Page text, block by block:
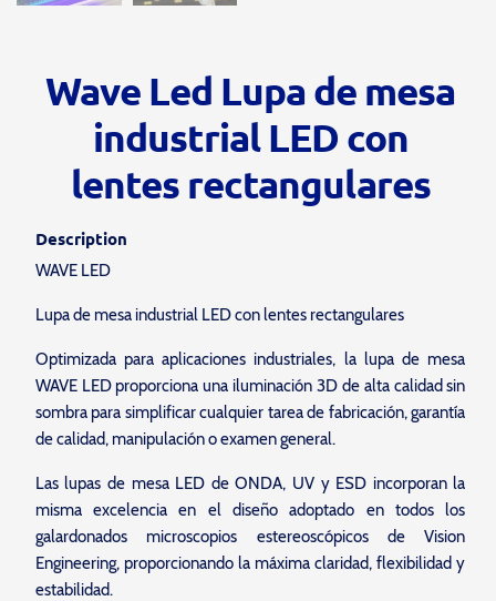
Wave Led Lupa de mesa
industrial LED con
lentes rectangulares
Description
WAVE LED
Lupa de mesa industrial LED con lentes rectangulares
Optimizada para aplicaciones industriales, la lupa de mesa
WAVE LED proporciona una iluminación 3D de alta calidad sin
sombra para simplificar cualquier tarea de fabricación, garantía
de calidad, manipulación o examen general.
Las lupas de mesa LED de ONDA, UV y ESD incorporan la
misma excelencia en el diseño adoptado en todos los
galardonados microscopios estereoscópicos de Vision
Engineering, proporcionando la máxima claridad, flexibilidad y
estabilidad.